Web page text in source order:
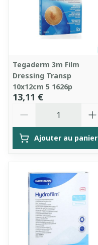
Tegaderm 3m Film
Dressing Transp
10x12cm 5 1626p
13,11 €
Ajouter au panier